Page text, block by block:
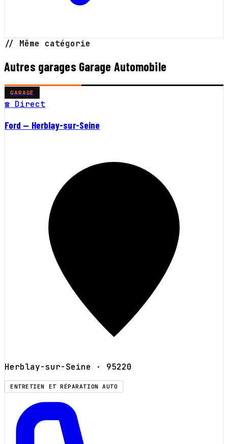
// Même catégorie
Autres garages Garage Automobile
GARAGE
☎ Direct
Ford — Herblay-sur-Seine
Herblay-sur-Seine · 95220
ENTRETIEN ET RÉPARATION AUTO